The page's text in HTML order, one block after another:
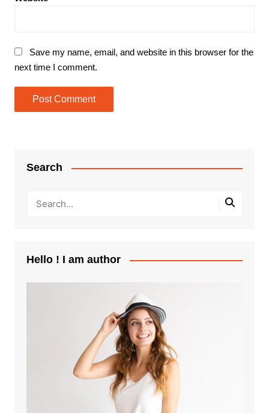
Save my name, email, and website in this browser for the
next time I comment.
Search
Hello ! I am author